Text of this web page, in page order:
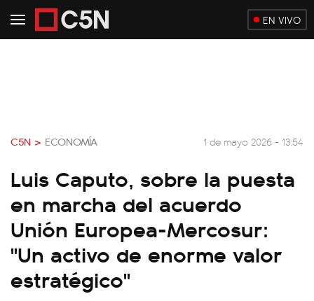
EN VIVO
C5N > ECONOMÍA 1 de mayo 2026 - 13:54
Luis Caputo, sobre la puesta
en marcha del acuerdo
Unión Europea-Mercosur:
"Un activo de enorme valor
estratégico"